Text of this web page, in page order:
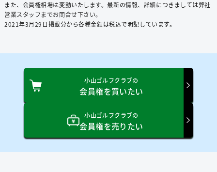
また、会員権相場は変動いたします。最新の情報、詳細につきましては弊社
営業スタッフまでお問合せ下さい。
2021年3⽉29⽇掲載分から各種⾦額は税込で明記しています。
小山ゴルフクラブの
会員権を買いたい
小山ゴルフクラブの
会員権を売りたい